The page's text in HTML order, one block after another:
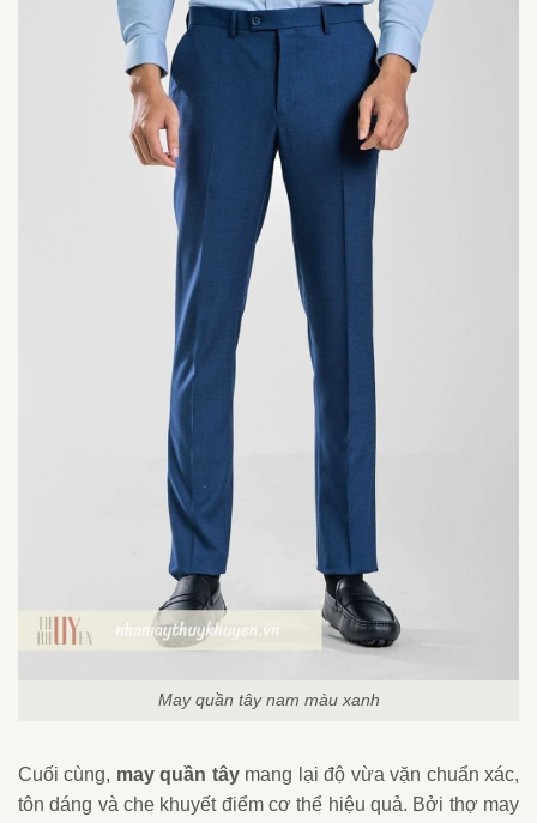
May quần tây nam màu xanh
Cuối cùng, may quần tâymang lại độ vừa vặn chuẩn xác,
tôn dáng và che khuyết điểm cơ thể hiệu quả. Bởi thợ may